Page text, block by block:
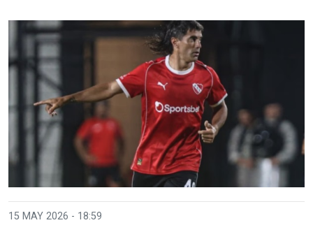
15 MAY 2026 - 18:59